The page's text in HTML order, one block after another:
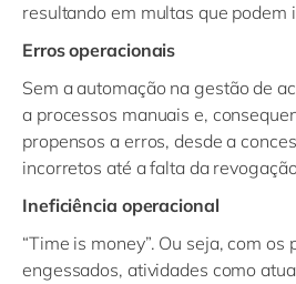
resultando em multas que podem
Erros operacionais
Sem a automação na gestão de
a processos manuais e,
propensos a erros, desde a
incorretos até a falta da
Ineficiência operacional
“Time is money”. Ou seja, com os
engessados, atividades como